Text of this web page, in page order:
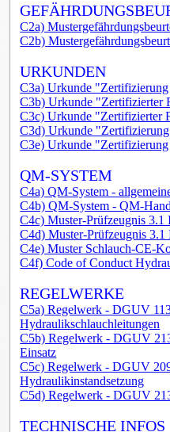
C2a)
C2b)
URKUNDEN
C3a) Urkunde
C3b) Urkunde "Zertifizierter
C3c) Urkunde "Zertifizierter
C3d) Urkunde
C3e) Urkunde
QM-SYSTEM
C4a) QM-System -
C4b) QM-System - QM-
C4c) Muster-Prüfzeugnis 3.1
C4d) Muster-Prüfzeugnis
C4e) Muster Schlauch-CE-
C4f) Code of Conduct
REGELWERKE
C5a) Regelwerk - DGUV
Hydraulikschlauchleitungen
C5b) Regelwerk - DGUV
Einsatz
C5c) Regelwerk - DGUV
Hydraulikinstandsetzung
C5d) Regelwerk - DGUV
TECHNISCHE INFOS